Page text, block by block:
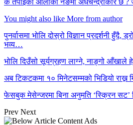
के तपाईंको औंलाको नङमा अर्धचन्द्राकार छ ?
You might also like More from author
पुनर्वासमा भोलि दोस्रो विज्ञान प्रदर्शनी हुँदै,
भव्य…
भोलि दिउँसो सूर्यग्रहण लाग्ने, नाङ्गो आँखाले
अब टिकटकमा १० मिनेटसम्मको भिडियो राख्न
फेसबुक मेसेन्जरमा बिना अनुमति ‘स्क्रिन सट’
Prev Next